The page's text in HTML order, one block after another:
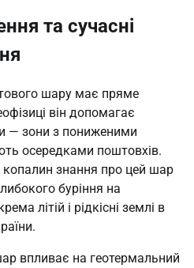
та сучасні
шару має пряме
він допомагає
— зони з пониженими
осередками поштовхів.
знання про цей шар
буріння на
літій і рідкісні землі в
впливає на геотермальний